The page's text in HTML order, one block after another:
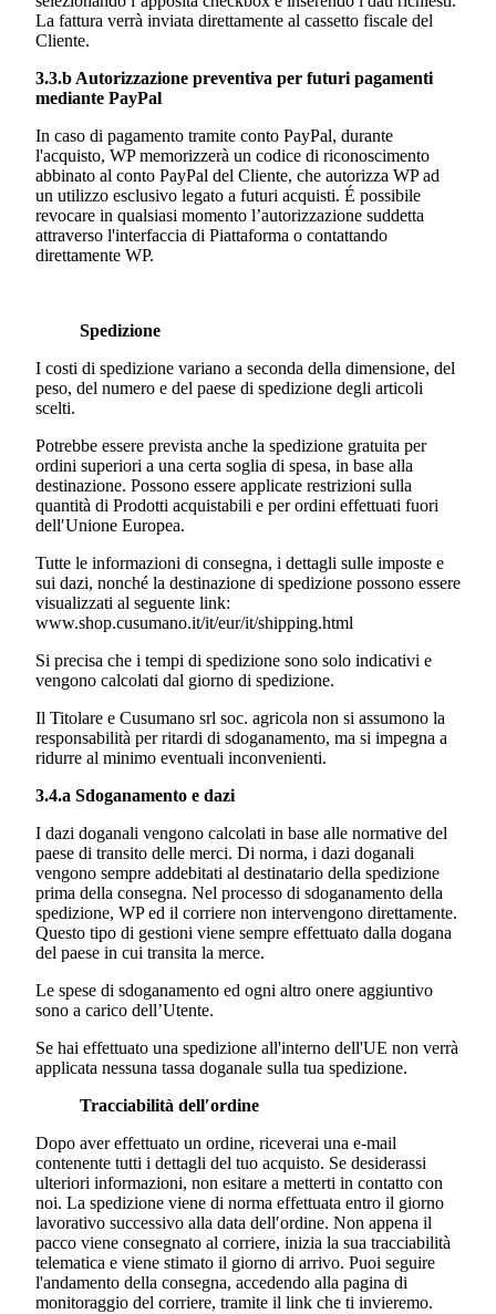
La fattura verrà inviata direttamente al cassetto fiscale del
Cliente.
3.3.b Autorizzazione preventiva per futuri pagamenti
mediante PayPal
In caso di pagamento tramite conto PayPal, durante
l'acquisto, WP memorizzerà un codice di riconoscimento
abbinato al conto PayPal del Cliente, che autorizza WP ad
un utilizzo esclusivo legato a futuri acquisti. É possibile
revocare in qualsiasi momento l’autorizzazione suddetta
attraverso l'interfaccia di Piattaforma o contattando
direttamente WP.
Spedizione
I costi di spedizione variano a seconda della dimensione, del
peso, del numero e del paese di spedizione degli articoli
scelti.
Potrebbe essere prevista anche la spedizione gratuita per
ordini superiori a una certa soglia di spesa, in base alla
destinazione. Possono essere applicate restrizioni sulla
quantità di Prodotti acquistabili e per ordini effettuati fuori
dell′Unione Europea.
Tutte le informazioni di consegna, i dettagli sulle imposte e
sui dazi, nonché la destinazione di spedizione possono essere
visualizzati al seguente link:
www.shop.cusumano.it/it/eur/it/shipping.html
Si precisa che i tempi di spedizione sono solo indicativi e
vengono calcolati dal giorno di spedizione.
Il Titolare e Cusumano srl soc. agricola non si assumono la
responsabilità per ritardi di sdoganamento, ma si impegna a
ridurre al minimo eventuali inconvenienti.
3.4.a Sdoganamento e dazi
I dazi doganali vengono calcolati in base alle normative del
paese di transito delle merci. Di norma, i dazi doganali
vengono sempre addebitati al destinatario della spedizione
prima della consegna. Nel processo di sdoganamento della
spedizione, WP ed il corriere non intervengono direttamente.
Questo tipo di gestioni viene sempre effettuato dalla dogana
del paese in cui transita la merce.
Le spese di sdoganamento ed ogni altro onere aggiuntivo
sono a carico dell’Utente.
Se hai effettuato una spedizione all'interno dell'UE non verrà
applicata nessuna tassa doganale sulla tua spedizione.
Tracciabilità dell′ordine
Dopo aver effettuato un ordine, riceverai una e-mail
contenente tutti i dettagli del tuo acquisto. Se desiderassi
ulteriori informazioni, non esitare a metterti in contatto con
noi. La spedizione viene di norma effettuata entro il giorno
lavorativo successivo alla data dell′ordine. Non appena il
pacco viene consegnato al corriere, inizia la sua tracciabilità
telematica e viene stimato il giorno di arrivo. Puoi seguire
l'andamento della consegna, accedendo alla pagina di
monitoraggio del corriere, tramite il link che ti invieremo.